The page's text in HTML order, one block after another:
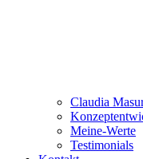
Claudia
Meine-Werte
Testimonials